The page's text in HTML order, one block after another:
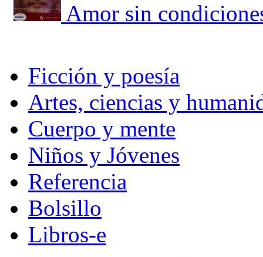
Amor sin
Ficción y poesía
Artes, ciencias y
Cuerpo y mente
Niños y Jóvenes
Referencia
Bolsillo
Libros-e